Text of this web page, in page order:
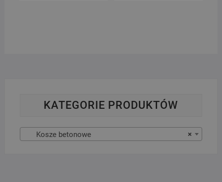
KATEGORIE PRODUKTÓW
×
Kosze betonowe